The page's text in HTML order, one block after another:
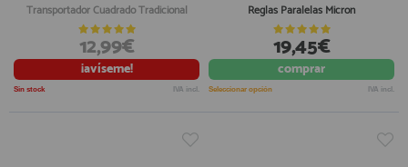
Transportador Cuadrado Tradicional
12,99€
¡avíseme!
Sin stock IVA incl.
Reglas Paralelas Micron
19,45€
comprar
Seleccionar opción IVA incl.